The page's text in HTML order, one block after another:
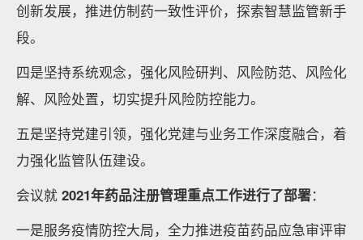
创新发展，推进仿制药一致性评价，探索智慧监管新手
段。
四是坚持系统观念，强化风险研判、风险防范、风险化
解、风险处置，切实提升风险防控能力。
五是坚持党建引领，强化党建与业务工作深度融合，着
力强化监管队伍建设。
会议就 2021年药品注册管理重点工作进行了部署：
一是服务疫情防控大局，全力推进疫苗药品应急审评审